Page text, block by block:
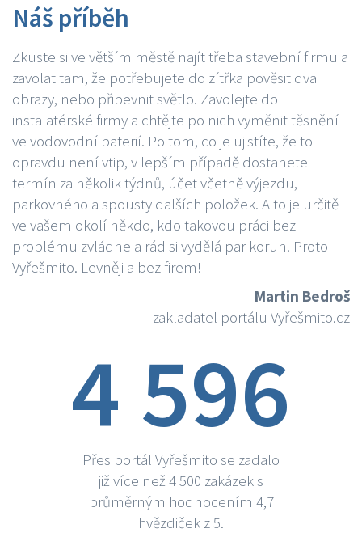
Náš příběh
Zkuste si ve větším městě najít třeba stavební firmu a
zavolat tam, že potřebujete do zítřka pověsit dva
obrazy, nebo připevnit světlo. Zavolejte do
instalatérské firmy a chtějte po nich vyměnit těsnění
ve vodovodní baterií. Po tom, co je ujistíte, že to
opravdu není vtip, v lepším případě dostanete
termín za několik týdnů, účet včetně výjezdu,
parkovného a spousty dalších položek. A to je určitě
ve vašem okolí někdo, kdo takovou práci bez
problému zvládne a rád si vydělá par korun. Proto
Vyřešmito. Levněji a bez firem!
Martin Bedroš
zakladatel portálu Vyřešmito.cz
4 596
Přes portál Vyřešmito se zadalo
již více než 4 500 zakázek s
průměrným hodnocením 4,7
hvězdiček z 5.